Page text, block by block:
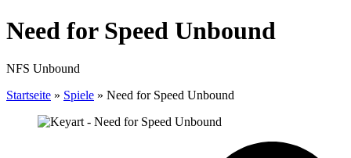
Need for Speed Unbound
NFS Unbound
Startseite » Spiele » Need for Speed Unbound